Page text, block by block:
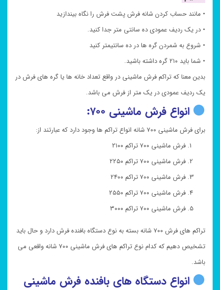
• مانند حساب کردن شانه فرش پشت فرش را نگاه بیندازید
• در یک ردیف عمودی ده سانتی متر جدا کنید.
• شروع به شمردن گره ها در ده سانتیمتر کنید
• شما باید ۲۱۰ گره داشته باشید.
بدین معنا که تراکم فرش ماشینی در واقع تعداد خانه ها یا گره های فرش در
یک ردیف عمودی در یک متر از فرش می باشد.
انواع فرش ماشینی ۷۰۰:
برای فرش ماشینی ۷۰۰ شانه انواع تراکم ها وجود دارد که عبارتند از:
فرش ماشینی ۷۰۰ تراکم ۲۱۰۰
فرش ماشینی ۷۰۰ تراکم ۲۲۵۰
فرش ماشینی ۷۰۰ تراکم ۲۴۰۰
فرش ماشینی ۷۰۰ تراکم ۲۵۵۰
فرش ماشینی ۷۰۰ تراکم ۳۰۰۰
تراکم های فرش ۷۰۰ شانه بسته به نوع دستگاه بافنده فرش دارد و حال باید
تشخیص دهیم که کدام نوع تراکم های فرش ماشینی ۷۰۰ شانه واقعی می
باشد.
انواع دستگاه های بافنده فرش ماشینی